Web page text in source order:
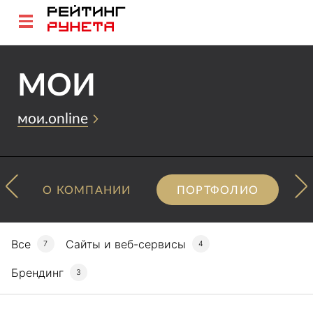
МОИ
мои.online
О КОМПАНИИ ПОРТФОЛИО
Все 7 Сайты и веб-сервисы 4
Брендинг 3